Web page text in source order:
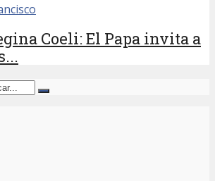
Coeli: El Papa invita a